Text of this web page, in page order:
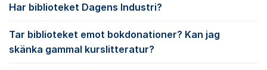
Har biblioteket Dagens Industri?
Tar biblioteket emot bokdonationer? Kan jag
skänka gammal kurslitteratur?